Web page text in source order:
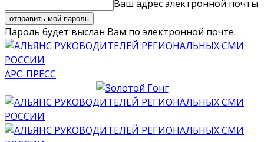
Ваш адрес электронной почты
Пароль будет выслан Вам по электронной почте.
АРС-ПРЕСС